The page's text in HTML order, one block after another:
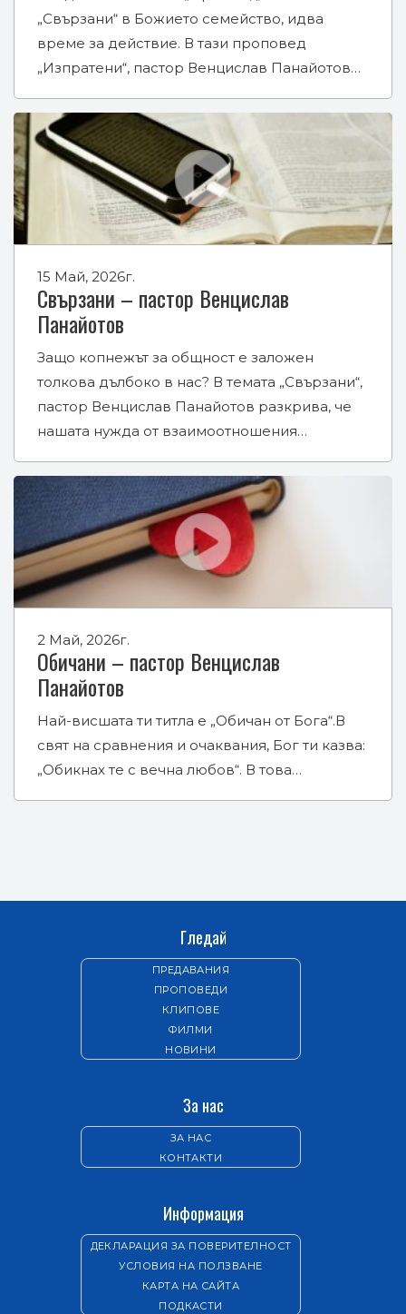
„Свързани“ в Божието семейство, идва
време за действие. В тази проповед
„Изпратени“, пастор Венцислав Панайотов…
15 Май, 2026г.
Свързани – пастор Венцислав
Панайотов
Защо копнежът за общност е заложен
толкова дълбоко в нас? В темата „Свързани“,
пастор Венцислав Панайотов разкрива, че
нашата нужда от взаимоотношения…
2 Май, 2026г.
Обичани – пастор Венцислав
Панайотов
Най-висшата ти титла е „Обичан от Бога“.В
свят на сравнения и очаквания, Бог ти казва:
„Обикнах те с вечна любов“. В това…
Гледай
ПРЕДАВАНИЯ
ПРОПОВЕДИ
КЛИПОВЕ
ФИЛМИ
НОВИНИ
За нас
ЗА НАС
КОНТАКТИ
Информация
ДЕКЛАРАЦИЯ ЗА ПОВЕРИТЕЛНОСТ
УСЛОВИЯ НА ПОЛЗВАНЕ
КАРТА НА САЙТА
ПОДКАСТИ